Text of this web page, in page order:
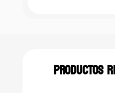
PRODUCTOS